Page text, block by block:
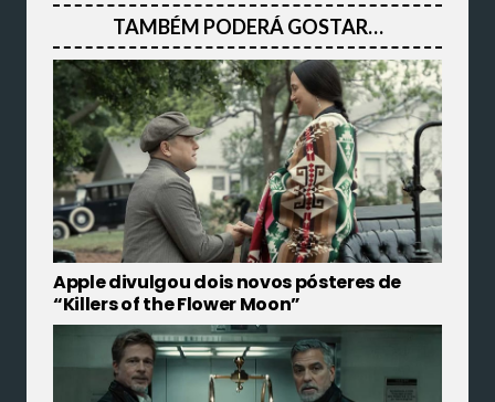
TAMBÉM PODERÁ GOSTAR…
Apple divulgou dois novos pósteres de
“Killers of the Flower Moon”